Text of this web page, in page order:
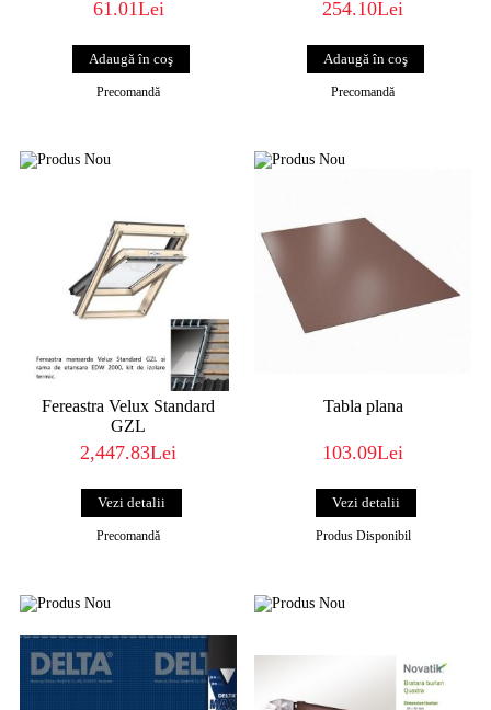
61.01Lei
Precomandă
254.10Lei
Precomandă
Fereastra Velux Standard
GZL
2,447.83Lei
Vezi detalii
Precomandă
Tabla plana
103.09Lei
Vezi detalii
Produs Disponibil